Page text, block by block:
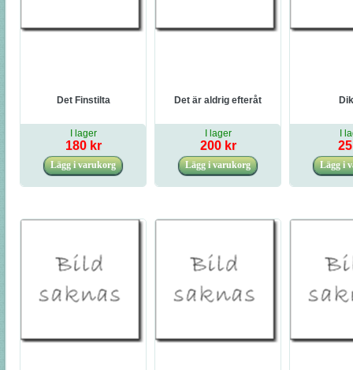
Det Finstilta
I lager
180 kr
Det är aldrig efteråt
I lager
200 kr
I